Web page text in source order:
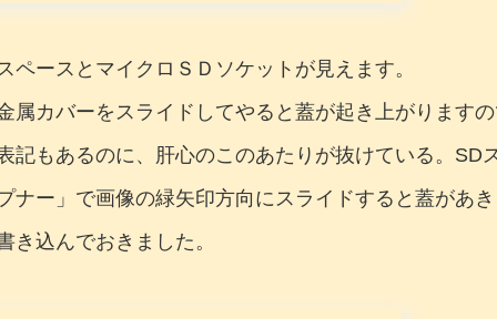
ースとマイクロＳＤソケットが見えます。
属カバーをスライドしてやると蓋が起き上がります
記もあるのに、肝心のこのあたりが抜けている。SD
ナー」で画像の緑矢印方向にスライドすると蓋があ
込んでおきました。